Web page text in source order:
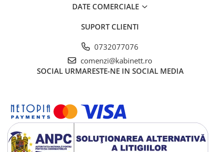
DATE COMERCIALE
SUPORT CLIENTI
0732077076
comenzi@kabinett.ro
SOCIAL URMARESTE-NE IN SOCIAL MEDIA